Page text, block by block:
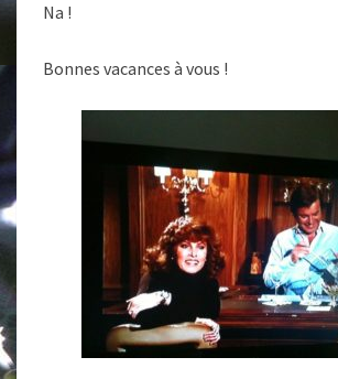
Na !
Bonnes vacances à vous !